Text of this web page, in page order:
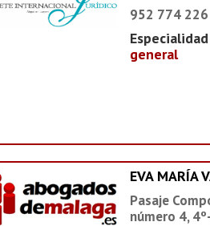
952 774
general
EVA MARÍA
Pasaje
número 4,